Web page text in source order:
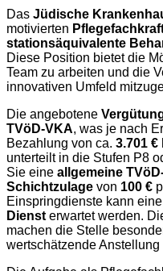
Das Jüdische
motivierten
stationsäquivalente
Diese Position bietet die
Team zu arbeiten und die
innovativen Umfeld
Die angebotene
TVöD-VKA, was je nach
Bezahlung von ca. 3.701 €
unterteilt in die Stufen P8
Sie eine allgemeine
Schichtzulage von 100 €
Einspringdienste kann
Dienst erwartet werden.
machen die Stelle
wertschätzende Anstellung